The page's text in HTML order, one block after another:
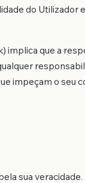
do Utilizador
implica que a
impeçam o seu
sua veracidade.